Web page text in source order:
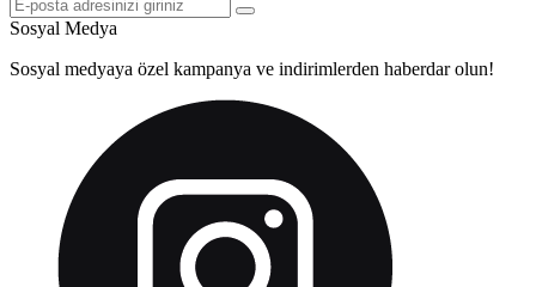
Sosyal Medya
Sosyal medyaya özel kampanya ve indirimlerden haberdar olun!